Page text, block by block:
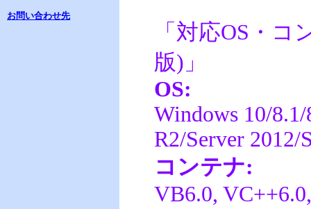
お問い合わせ先
「対応OS・
版)」
OS:
Windows 10/
R2/Server 2012/
コンテナ:
VB6.0,